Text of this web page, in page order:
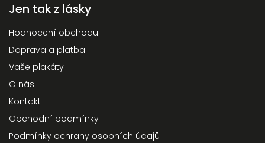
Jen tak z lásky
Hodnocení obchodu
Doprava a platba
Vaše plakáty
O nás
Kontakt
Obchodní podmínky
Podmínky ochrany osobních údajů